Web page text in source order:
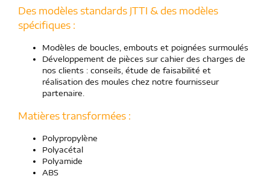
Des modèles standards JTTI & des modèles
spécifiques :
Modèles de boucles, embouts et poignées surmoulés
Développement de pièces sur cahier des charges de
nos clients : conseils, étude de faisabilité et
réalisation des moules chez notre fournisseur
partenaire.
Matières transformées :
Polypropylène
Polyacétal
Polyamide
ABS